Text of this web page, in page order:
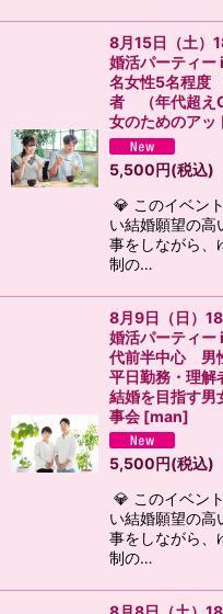
8月15日（土
婚活パーティ
名女性5名程度
者 （年代超え
女のためのアッ
5,500円(税込)
💎 このイベン
い結婚願望の
事をしながら、
制の…
8月9日（日）
婚活パーティ
代前半中心 男
平日勤務・理
結婚を目指す男
事会 [man]
5,500円(税込)
💎 このイベン
い結婚願望の
事をしながら、
制の…